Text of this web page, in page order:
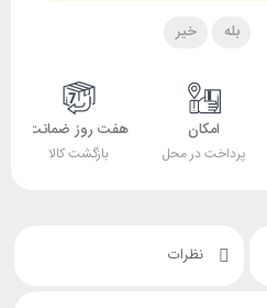
بله خیر
امکان
پرداخت در محل
هفت روز ضمانت
بازگشت کالا
نظرات